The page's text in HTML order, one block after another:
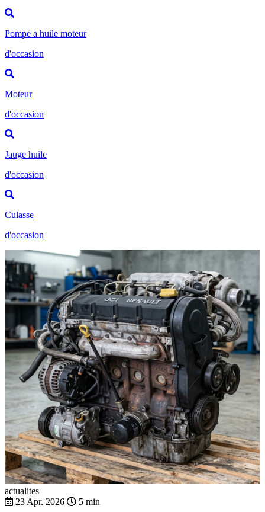
Pompe a huile moteur
d'occasion
Moteur
d'occasion
Jauge huile
d'occasion
Culasse
d'occasion
actualites
23 Apr. 2026
5 min